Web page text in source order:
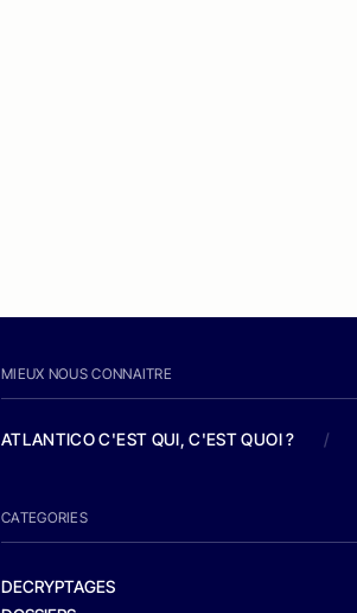
MIEUX NOUS CONNAITRE
ATLANTICO C'EST QUI, C'EST QUOI ? /
CATEGORIES
DECRYPTAGES